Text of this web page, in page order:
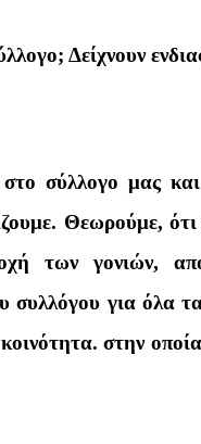
Δείχνουν
σύλλογο μας
Θεωρούμε,
των γονιών,
συλλόγου για όλα
στην